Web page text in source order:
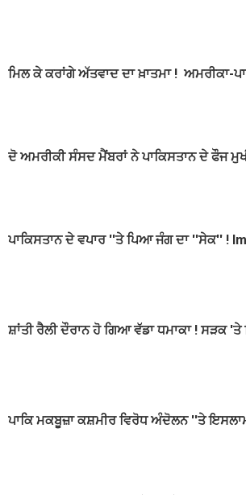
ਮਿਲ ਕੇ ਕਰਾਂਗੇ ਅੱਤਵਾਦ ਦਾ ਖ਼ਾਤਮਾ ! ਅਮਰੀਕਾ-
ਦੋ ਅਮਰੀਕੀ ਸੰਸਦ ਮੈਂਬਰਾਂ ਨੇ ਪਾਕਿਸਤਾਨ ਦੇ ਫੌਜ
ਪਾਕਿਸਤਾਨ ਦੇ ਵਪਾਰ ''ਤੇ ਪਿਆ ਜੰਗ ਦਾ ''ਸੇਕ'' !
ਸ਼ਾਂਤੀ ਰੈਲੀ ਦੌਰਾਨ ਹੋ ਗਿਆ ਵੱਡਾ ਧਮਾਕਾ !
ਪਾਕਿ ਮਕਬੂਜ਼ਾ ਕਸ਼ਮੀਰ ਵਿਰੋਧ ਅੰਦੋਲਨ ''ਤੇ